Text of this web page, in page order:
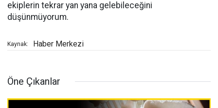
ekiplerin tekrar yan yana gelebileceğini
düşünmüyorum.
Kaynak: Haber Merkezi
Öne Çıkanlar